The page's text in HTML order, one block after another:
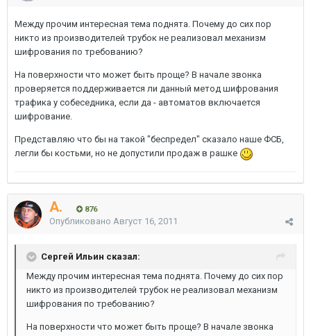
Между прочим интересная тема поднята. Почему до сих пор
никто из производителей трубок не реализовал механизм
шифрования по требованию?
На поверхности что может быть проще? В начале звонка
проверяется поддерживается ли данный метод шифрования
трафика у собеседника, если да - автоматов включается
шифрование.
Представляю что бы на такой "беспредел" сказало наше ФСБ,
легли бы костьми, но не допустили продаж в рашке
A. 876
Опубликовано Август 16, 2011
Сергей Ильин сказал:
Между прочим интересная тема поднята. Почему до сих пор
никто из производителей трубок не реализовал механизм
шифрования по требованию?
На поверхности что может быть проще? В начале звонка